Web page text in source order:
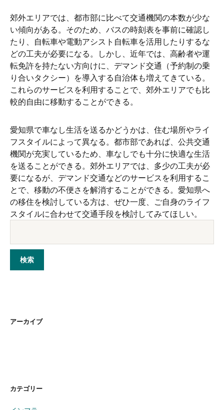
郊外エリアでは、都市部に比べて交通機関の本数が少な
い傾向がある。そのため、バスの時刻表を事前に確認し
たり、自転車や電動アシスト自転車を活用したりするな
どの工夫が必要になる。しかし、近年では、高齢者や運
転免許を持たない方向けに、デマンド交通（予約制の乗
り合いタクシー）を導入する自治体も増えてきている。
これらのサービスを利用することで、郊外エリアでも比
較的自由に移動することができる。
愛知県で車なし生活を送るかどうかは、住む場所やライ
フスタイルによって異なる。都市部であれば、公共交通
機関が充実しているため、車なしでも十分に快適な生活
を送ることができる。郊外エリアでは、多少の工夫が必
要になるが、デマンド交通などのサービスを利用するこ
とで、移動の不便さを解消することができる。愛知県へ
の移住を検討している方は、ぜひ一度、ご自身のライフ
スタイルに合わせて交通手段を検討してみてほしい。
アーカイブ
カテゴリー